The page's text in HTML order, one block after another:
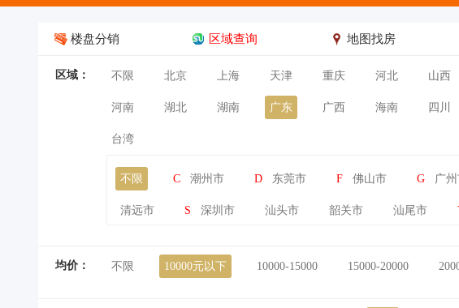
楼盘分销 区域查询 地图找房
区域： 不限 北京 上海 天津 重庆 河北 山西
河南 湖北 湖南 广东 广西 海南 四川
台湾
不限 C 潮州市 D 东莞市 F 佛山市 G 广
清远市 S 深圳市 汕头市 韶关市 汕尾市
均价： 不限 10000元以下 10000-15000 15000-20000